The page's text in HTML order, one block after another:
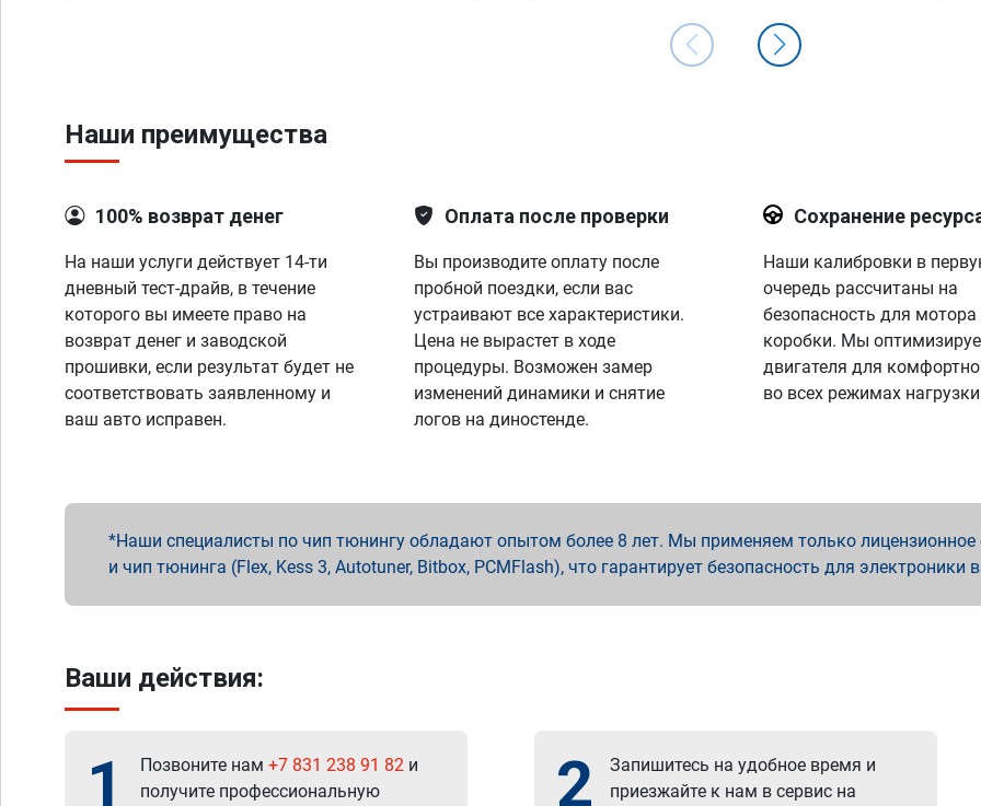
Наши преимущества
100% возврат денег
На наши услуги действует 14-ти
дневный тест-драйв, в течение
которого вы имеете право на
возврат денег и заводской
прошивки, если результат будет не
соответствовать заявленному и
ваш авто исправен.
Оплата после проверки
Вы производите оплату после
пробной поездки, если вас
устраивают все характеристики.
Цена не вырастет в ходе
процедуры. Возможен замер
изменений динамики и снятие
логов на диностенде.
Сохранение
Наши калибровки в
очередь рассчитаны на
безопасность для мотора
коробки. Мы
двигателя для
во всех режимах
Наши специалисты по чип тюнингу обладают опытом более 8 лет. Мы применяем только лицензионное
и чип тюнинга (Flex, Kess 3, Autotuner, Bitbox, PCMFlash), что гарантирует безопасность для электроники
Ваши действия:
1 Позвоните нам +7 831 238 91 82 и
получите профессиональную
2
Запишитесь на удобное время и
приезжайте к нам в сервис на